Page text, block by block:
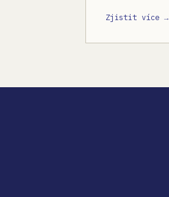
Zjistit více →